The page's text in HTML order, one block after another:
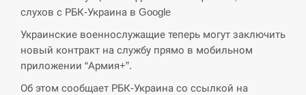
подозрение и избирают меру…
СЕРПЕНЬ
14:40
У Росії розгортається ракетний підрозділ КНДР –
слухов с РБК-Украина в Google
Украинские военнослужащие теперь могут заключить
новый контракт на службу прямо в мобильном
приложении “Армия+”.
Об этом сообщает РБК-Украина со ссылкой на